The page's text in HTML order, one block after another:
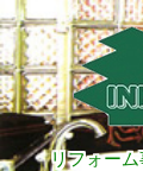
リフォー